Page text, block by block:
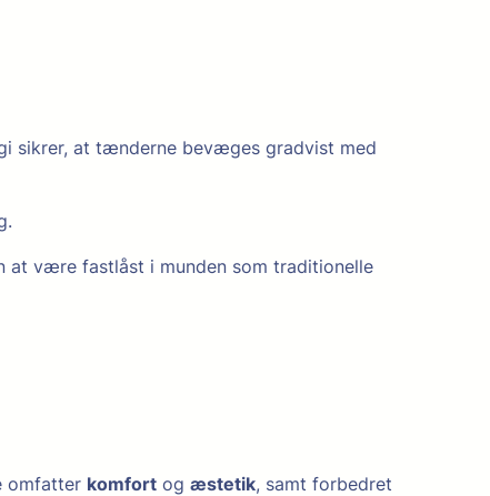
sikrer, at tænderne bevæges gradvist med
at være fastlåst i munden som traditionelle
omfatter komfort og æstetik, samt forbedret